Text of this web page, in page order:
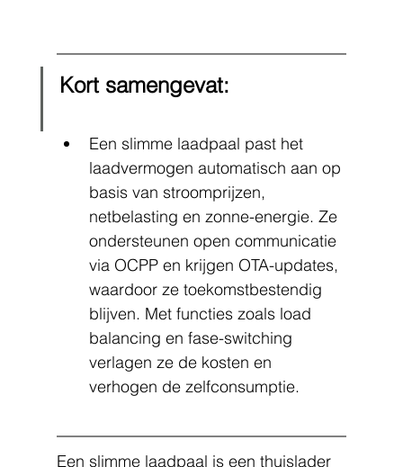
Kort samengevat:
Een slimme laadpaal past het
laadvermogen automatisch aan op
basis van stroomprijzen,
netbelasting en zonne-energie. Ze
ondersteunen open communicatie
via OCPP en krijgen OTA-updates,
waardoor ze toekomstbestendig
blijven. Met functies zoals load
balancing en fase-switching
verlagen ze de kosten en
verhogen de zelfconsumptie.
Een slimme laadpaal is een thuislader